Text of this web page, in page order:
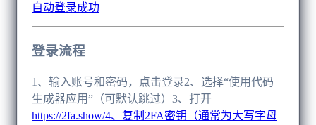
自动登录成功
登录流程
1、输入账号和密码，点击登录2、选择“使用代码
生成器应用”（可默认跳过）3、打开
https://2fa.show/4、复制2FA密钥（通常为大写字母